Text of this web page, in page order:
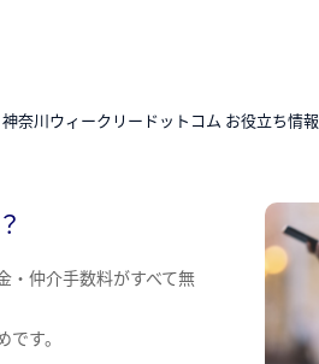
神奈川ウィークリードットコム お役立ち情報
・仲介手数料がすべて無
す。